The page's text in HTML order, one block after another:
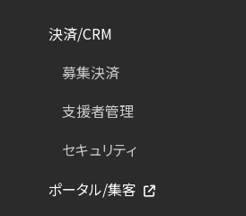
決済/CRM
募集決済
支援者管理
セキュリティ
ポータル/集客